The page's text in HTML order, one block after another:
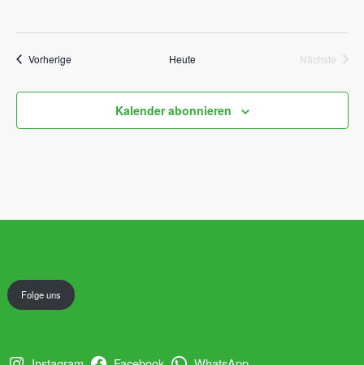
VorherigeVeranstaltungen Heute
Nächste
Kalender abonnieren
Folge uns